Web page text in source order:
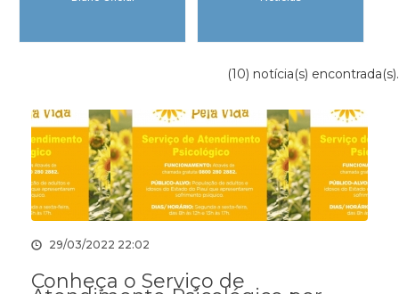
(10) notícia(s) encontrada(s).
29/03/2022 22:02
Conheça o Serviço de